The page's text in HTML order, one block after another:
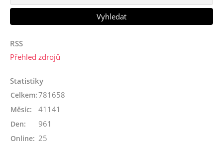
RSS
Přehled zdrojů
Statistiky
Online: 25
Celkem:781658
Měsíc: 41141
Den: 961